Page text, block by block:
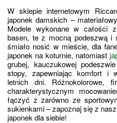
W sklepie internetowym
japonek damskich –
Modele wykonane w całości
basen, te z mocną podeszwą i
śmiało nosić w mieście, dla
japonek na koturnie, natomiast
grubej, kauczukowej
stopy, zapewniając komfort i
letnich dni. Różnokolorowe,
charakterystycznym
łączyć z zarówno ze
sukienkami – zapoznaj się z
japonek dla siebie!